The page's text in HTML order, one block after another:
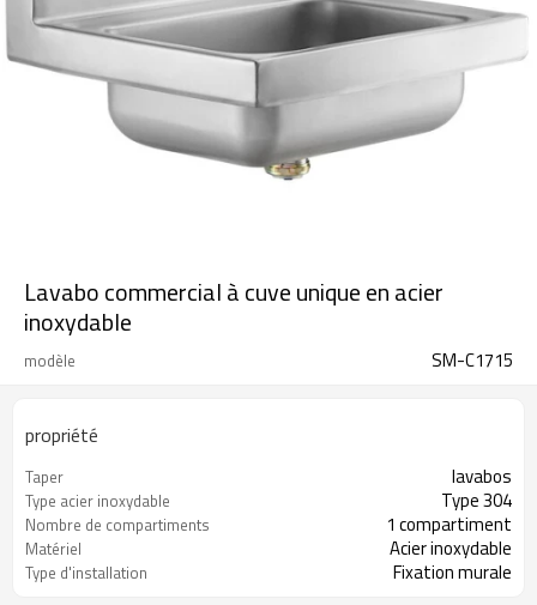
Lavabo commercial à cuve unique en acier
inoxydable
modèle SM-C1715
propriété
Taper lavabos
Type acier inoxydable Type 304
Nombre de compartiments 1 compartiment
Matériel Acier inoxydable
Type d'installation Fixation murale